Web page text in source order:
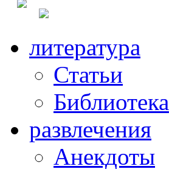
литература
Статьи
Библиотека
развлечения
Анекдоты